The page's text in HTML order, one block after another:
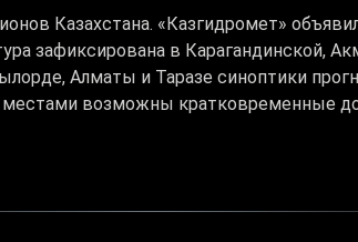
Казахстана. «Казгидромет»
зафиксирована в Карагандинской,
Алматы и Таразе синоптики
местами возможны кратковременные